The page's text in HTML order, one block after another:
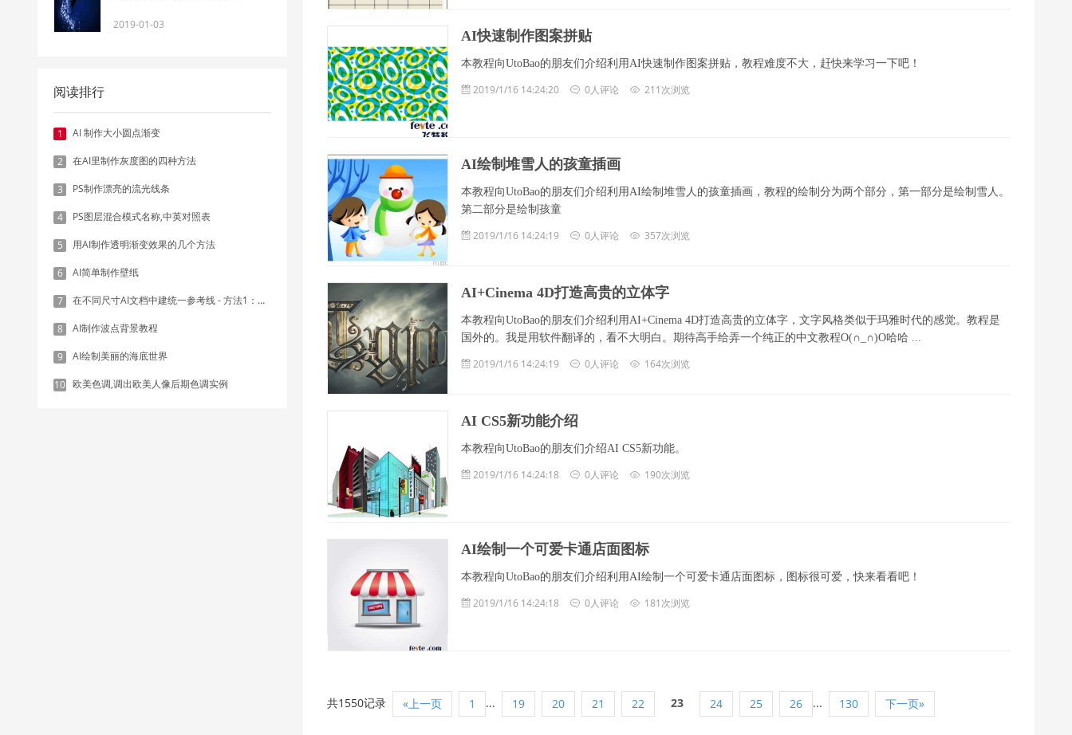
2019-01-03
阅读排行
1 AI 制作大小圆点渐变
2 在AI里制作灰度图的四种方法
3 PS制作漂亮的流光线条
4 PS图层混合模式名称,中英对照表
5 用AI制作透明渐变效果的几个方法
6 AI简单制作壁纸
7 在不同尺寸AI文档中建统一参考线 - 方法1：对齐和分布
8 AI制作波点背景教程
9 AI绘制美丽的海底世界
10 欧美色调,调出欧美人像后期色调实例
AI快速制作图案拼贴
本教程向UtoBao的朋友们介绍利用AI快速制作图案拼贴，教程难度不大，赶快来学习一下吧！
2019/1/16 14:24:20 0人评论 211次浏览
AI绘制堆雪人的孩童插画
本教程向UtoBao的朋友们介绍利用AI绘制堆雪人的孩童插画，教程的绘制分为两个部分，第一部分是绘制雪人。
第二部分是绘制孩童
2019/1/16 14:24:19 0人评论 357次浏览
AI+Cinema 4D打造高贵的立体字
本教程向UtoBao的朋友们介绍利用AI+Cinema 4D打造高贵的立体字，文字风格类似于玛雅时代的感觉。教程是
国外的。我是用软件翻译的，看不大明白。期待高手给弄一个纯正的中文教程O(∩_∩)O哈哈 ...
2019/1/16 14:24:19 0人评论 164次浏览
AI CS5新功能介绍
本教程向UtoBao的朋友们介绍AI CS5新功能。
2019/1/16 14:24:18 0人评论 190次浏览
AI绘制一个可爱卡通店面图标
本教程向UtoBao的朋友们介绍利用AI绘制一个可爱卡通店面图标，图标很可爱，快来看看吧！
2019/1/16 14:24:18 0人评论 181次浏览
共1550记录 «上一页 1 ... 19 20 21 22 23 24 25 26 ... 130 下一页»